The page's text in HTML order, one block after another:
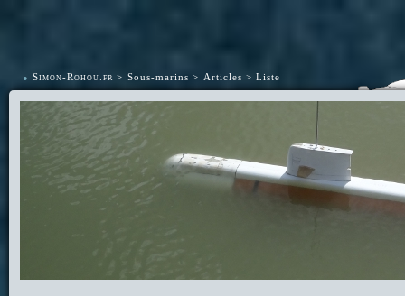
• Simon-Rohou.fr Sous-marins Articles Liste